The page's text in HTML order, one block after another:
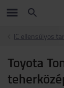
IC ellensúlyos
Toyota